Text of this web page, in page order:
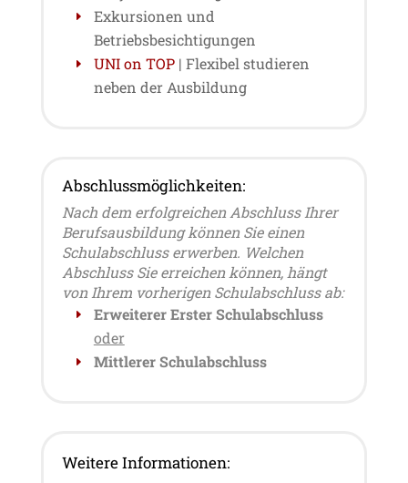
Exkursionen und
Betriebsbesichtigungen
UNI on TOP | Flexibel studieren
neben der Ausbildung
Abschlussmöglichkeiten:
Nach dem erfolgreichen Abschluss Ihrer
Berufsausbildung können Sie einen
Schulabschluss erwerben. Welchen
Abschluss Sie erreichen können, hängt
von Ihrem vorherigen Schulabschluss ab:
Erweiterer Erster Schulabschluss
oder
Mittlerer Schulabschluss
Weitere Informationen: